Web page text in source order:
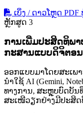
ເບິ່ງ / ດາວໂຫຼດ
ຫຼັກສູດ 3
ການເພີ່ມປະສິດທິພ
ກະສານແບບດິຈິຕອນ
ອອກແບບມາໂດຍສະເພ
ນຳໃຊ້ AI (Gemini,
ທາງການ, ສະຫຼຸບບົດບັນ
ສະເໜີວຽກຢ່າງມີປະສິດ